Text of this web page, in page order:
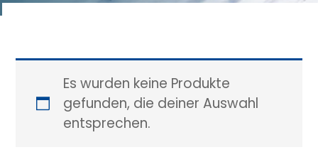
Es wurden keine Produkte
gefunden, die deiner Auswahl
entsprechen.